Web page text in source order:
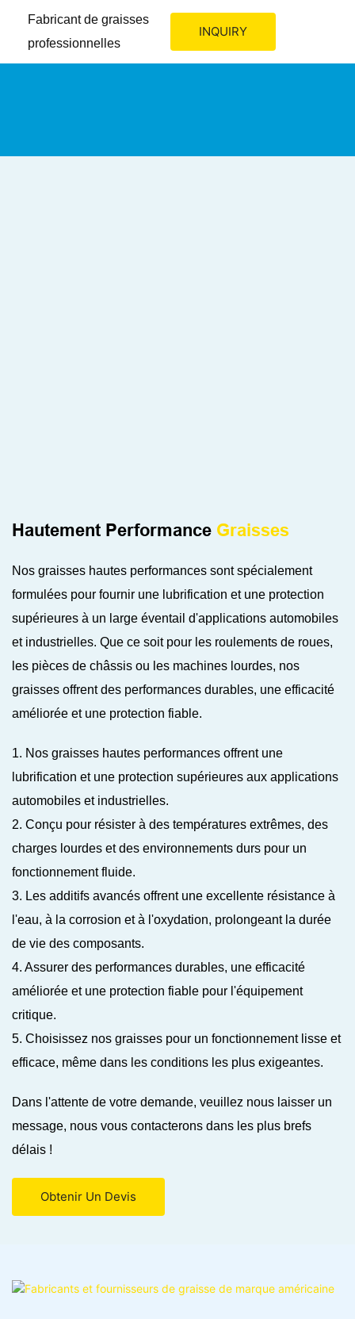
Fabricant de graisses
professionnelles
INQUIRY
Hautement Performance Graisses
Nos graisses hautes performances sont spécialement
formulées pour fournir une lubrification et une protection
supérieures à un large éventail d'applications automobiles
et industrielles. Que ce soit pour les roulements de roues,
les pièces de châssis ou les machines lourdes, nos
graisses offrent des performances durables, une efficacité
améliorée et une protection fiable.
1. Nos graisses hautes performances offrent une
lubrification et une protection supérieures aux applications
automobiles et industrielles.
2. Conçu pour résister à des températures extrêmes, des
charges lourdes et des environnements durs pour un
fonctionnement fluide.
3. Les additifs avancés offrent une excellente résistance à
l'eau, à la corrosion et à l'oxydation, prolongeant la durée
de vie des composants.
4. Assurer des performances durables, une efficacité
améliorée et une protection fiable pour l'équipement
critique.
5. Choisissez nos graisses pour un fonctionnement lisse et
efficace, même dans les conditions les plus exigeantes.
Dans l'attente de votre demande, veuillez nous laisser un
message, nous vous contacterons dans les plus brefs
délais !
Obtenir Un Devis